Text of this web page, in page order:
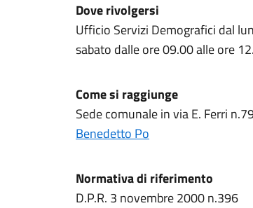
Dove rivolgersi
Ufficio Servizi Demografici dal
sabato dalle ore 09.00 alle ore
Come si raggiunge
Sede comunale in via E. Ferri
Benedetto Po
Normativa di riferimento
D.P.R. 3 novembre 2000 n.396